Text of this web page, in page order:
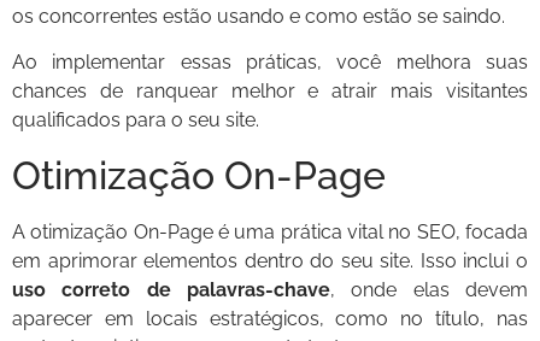
os concorrentes estão usando e como estão se saindo.
Ao implementar essas práticas, você melhora suas
chances de ranquear melhor e atrair mais visitantes
qualificados para o seu site.
Otimização On-Page
A otimização On-Page é uma prática vital no SEO, focada
em aprimorar elementos dentro do seu site. Isso inclui o
uso correto de palavras-chave, onde elas devem
aparecer em locais estratégicos, como no título, nas